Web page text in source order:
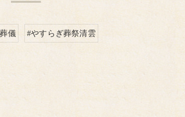
儀 #やすらぎ葬祭清雲